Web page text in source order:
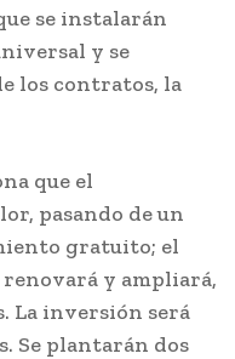
se instalarán
y se
los contratos, la
que el
pasando de un
gratuito; el
y ampliará,
La inversión será
Se plantarán dos